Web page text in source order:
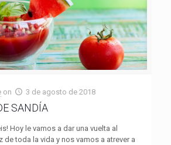
on 3 de agosto de 2018
SANDÍA
Hoy le vamos a dar una vuelta al
de toda la vida y nos vamos a atrever a